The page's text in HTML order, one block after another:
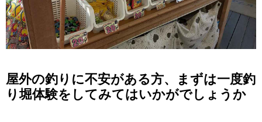
屋外の釣りに不安がある方、まずは一度釣
り堀体験をしてみてはいかがでしょうか